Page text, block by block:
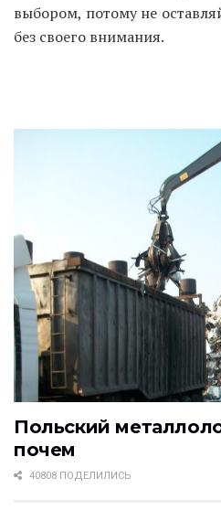
выбором, потому не
без своего внимания.
Польский
почем
40808 ПОДЕЛИЛИСЬ